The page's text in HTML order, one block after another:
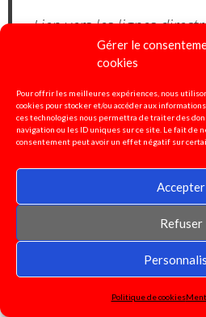
Gérer le
cookies
Pour offrir les meilleures expériences, nous
cookies pour stocker et/ou accéder aux
ces technologies nous permettra de traiter des
navigation ou les ID uniques sur ce site. Le fait de
consentement peut avoir un effet négatif sur
Accepter
Refuser
Politique de cookies
-Lien vers les lignes
décembre 2024 :LDG
Pétition pour la
l'enseignement
Signez ici!
Motion pour la
contre les